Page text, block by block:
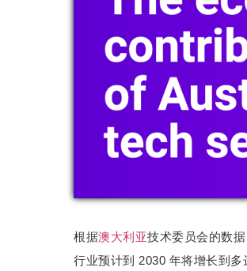
根据澳大利亚技术委员会的数
行业预计到 2030 年将增长到多